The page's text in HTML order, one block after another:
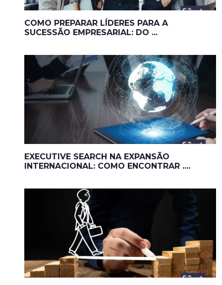
COMO PREPARAR LÍDERES PARA A
SUCESSÃO EMPRESARIAL: DO ...
EXECUTIVE SEARCH NA EXPANSÃO
INTERNACIONAL: COMO ENCONTRAR ....